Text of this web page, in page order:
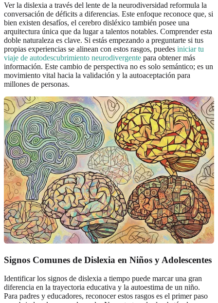
Ver la dislexia a través del lente de la neurodiversidad reformula la
conversación de déficits a diferencias. Este enfoque reconoce que, si
bien existen desafíos, el cerebro disléxico también posee una
arquitectura única que da lugar a talentos notables. Comprender esta
doble naturaleza es clave. Si estás empezando a preguntarte si tus
propias experiencias se alinean con estos rasgos, puedes iniciar tu
viaje de autodescubrimiento neurodivergente para obtener más
información. Este cambio de perspectiva no es solo semántico; es un
movimiento vital hacia la validación y la autoaceptación para
millones de personas.
Signos Comunes de Dislexia en Niños y Adolescentes
Identificar los signos de dislexia a tiempo puede marcar una gran
diferencia en la trayectoria educativa y la autoestima de un niño.
Para padres y educadores, reconocer estos rasgos es el primer paso